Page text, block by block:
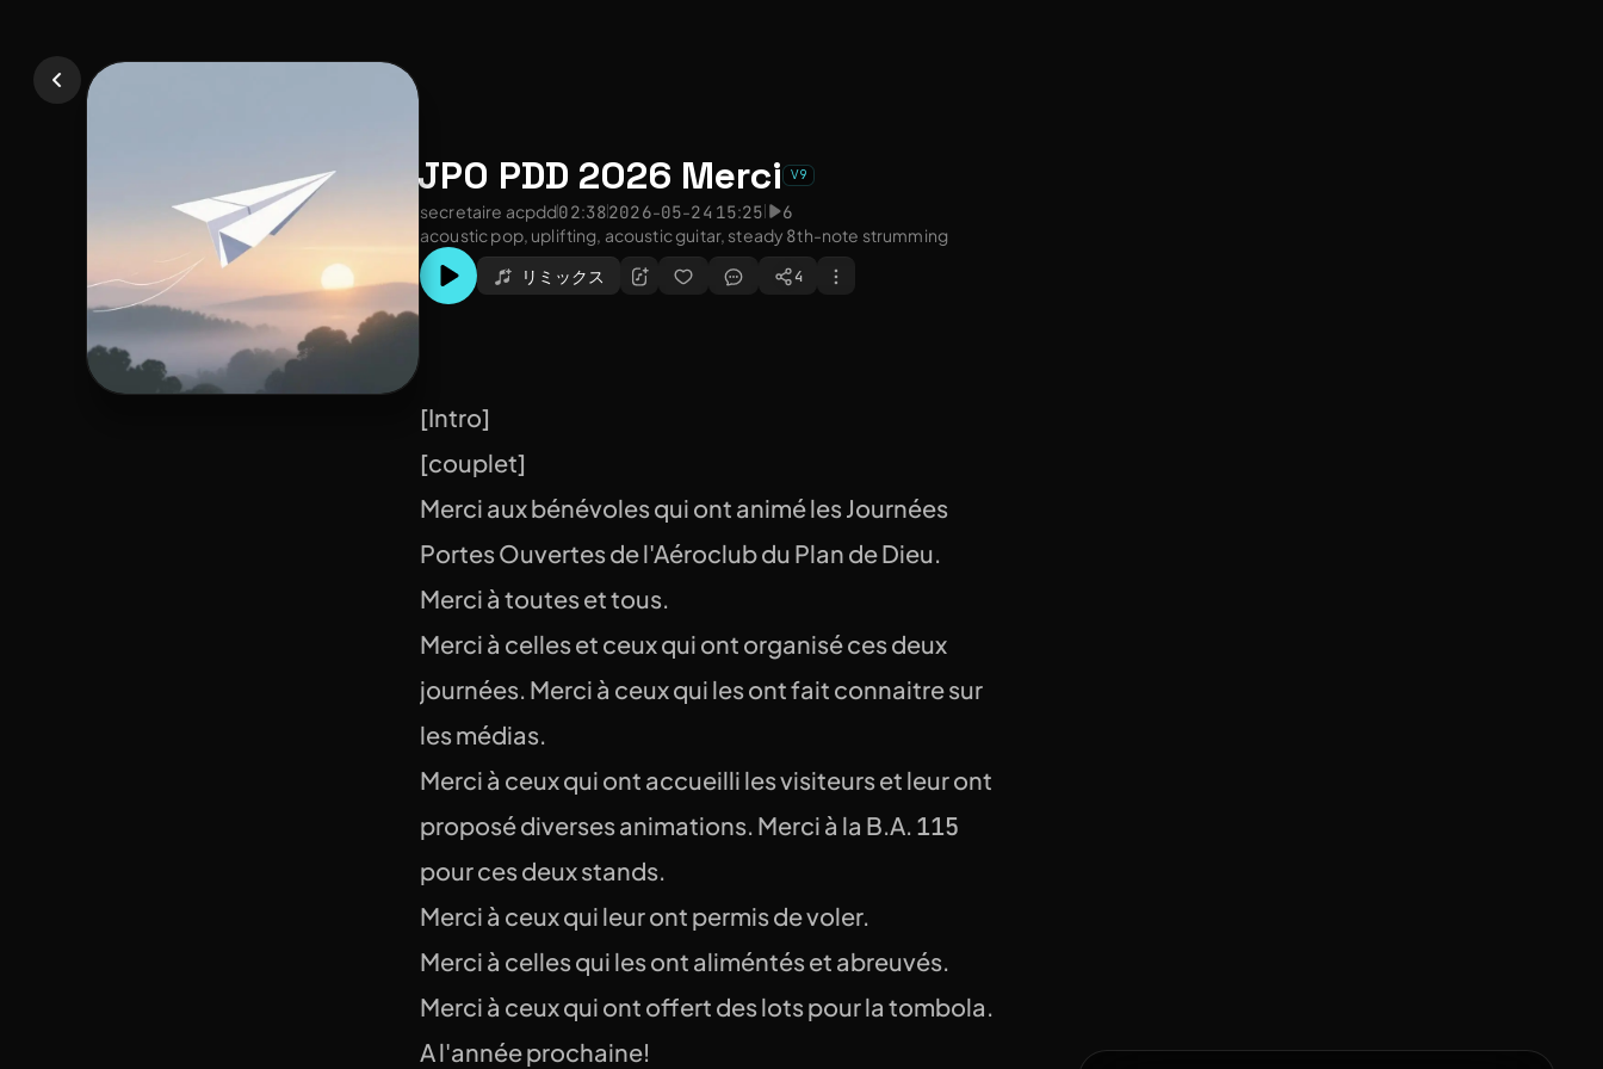
JPO PDD 2026 Merci V9
secretaire acpdd02:382026-05-24 15:25
6
acoustic pop, uplifting, acoustic guitar, steady 8th-note strumming
リミックス
4
[Intro]
[couplet]
Merci aux bénévoles qui ont animé les Journées
Portes Ouvertes de l'Aéroclub du Plan de Dieu.
Merci à toutes et tous.
Merci à celles et ceux qui ont organisé ces deux
journées. Merci à ceux qui les ont fait connaitre sur
les médias.
Merci à ceux qui ont accueilli les visiteurs et leur ont
proposé diverses animations. Merci à la B.A. 115
pour ces deux stands.
Merci à ceux qui leur ont permis de voler.
Merci à celles qui les ont aliméntés et abreuvés.
Merci à ceux qui ont offert des lots pour la tombola.
A l'année prochaine!